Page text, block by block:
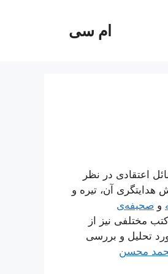
ام سی
اعتقادی در نظر
هدایتگری آن، تیره و
و صحیفه‌ی
مختلفی نیز از
تحلیل و بررسی
محسن